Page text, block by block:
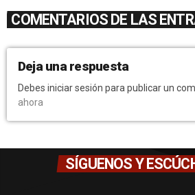
COMENTARIOS DE LAS
Deja una respuesta
Debes iniciar sesión para publicar un
ahora
SÍGUENOS Y